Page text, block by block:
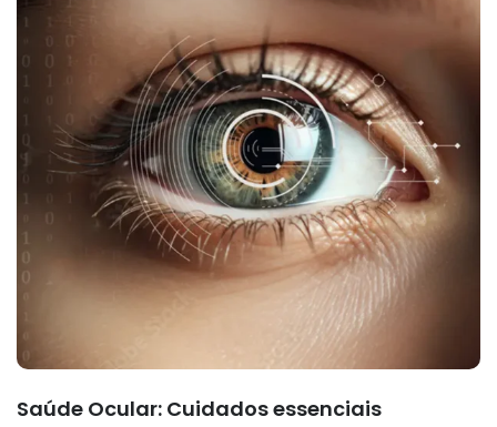
Saúde Ocular: Cuidados essenciais